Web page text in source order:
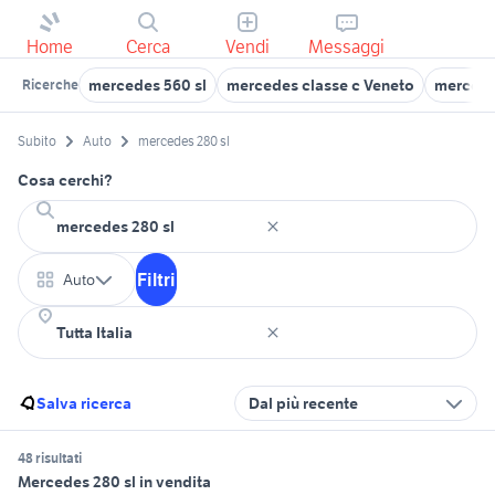
Home Cerca Vendi Messaggi
Ricerche mercedes 560 sl mercedes classe c Veneto
Subito Auto mercedes 280 sl
Cosa cerchi?
Auto Filtri
Salva ricerca Dal più recente
48 risultati
Mercedes 280 sl in vendita